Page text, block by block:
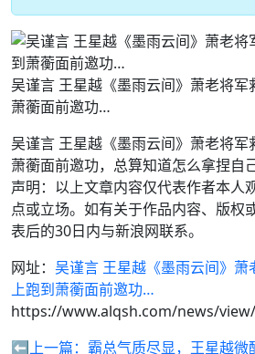
吴谨言 王星越《墨雨云间》萧老将军
萧蘅面前邀功…
吴谨言 王星越《墨雨云间》萧老将军
萧蘅面前邀功，总算知道怎么拿捏自
声明：以上文章内容仅代表作者本人
点或立场。如有关于作品内容、版权
表后的30日内与新浪网联系。
网址： 吴谨言 王星越《墨雨云间》
上跑到萧蘅面前邀功…
https://www.alqsh.com/news/
⬅️上一篇： 霸总气质尽显，王星越微